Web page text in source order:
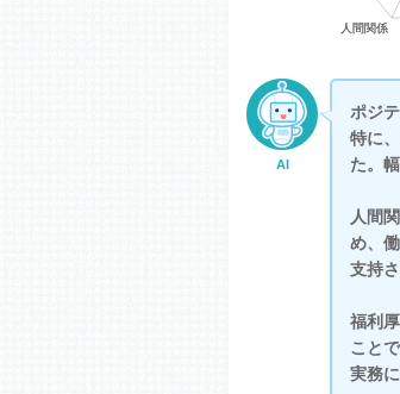
AI
ポジ
特に
た。
人間
め、
支持
福利
こと
実務